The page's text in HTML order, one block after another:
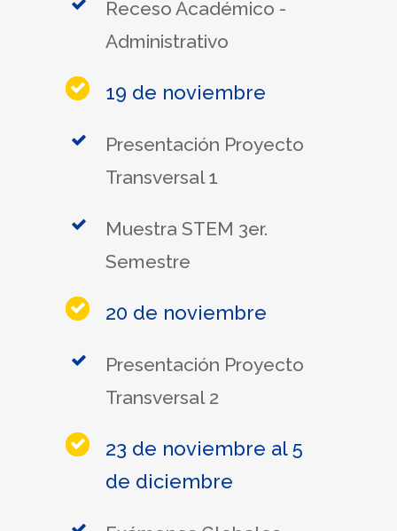
Receso Académico -
Administrativo
19 de noviembre
Presentación Proyecto
Transversal 1
Muestra STEM 3er.
Semestre
20 de noviembre
Presentación Proyecto
Transversal 2
23 de noviembre al 5
de diciembre